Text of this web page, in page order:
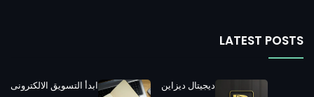
LATEST POSTS
ابدأ التسويق الالكترونى ديجيتال ديزاين